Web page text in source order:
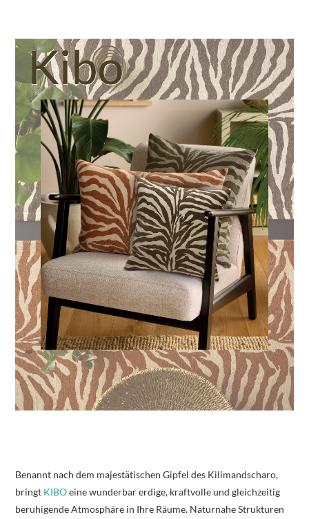
Benannt nach dem majestätischen Gipfel des Kilimandscharo,
bringt KIBOeine wunderbar erdige, kraftvolle und gleichzeitig
beruhigende Atmosphäre in Ihre Räume. Naturnahe Strukturen